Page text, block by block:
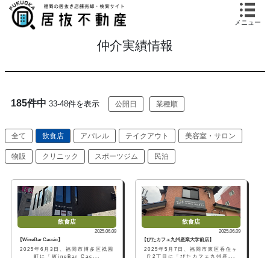
メニュー
仲介実績情報
185件中 33-48件を表示 公開日 業種順
全て 飲食店 アパレル テイクアウト 美容室・サロン
物販 クリニック スポーツジム 民泊
飲食店
2025.06.09
【WineBar Caccio】
2025年6月3日、福岡市博多区祇園
町に「WineBar Cac...
飲食店
2025.06.09
【ぴたカフェ九州産業大学前店】
2025年5月7日、福岡市東区香住ヶ
丘2丁目に「ぴたカフェ九州産...